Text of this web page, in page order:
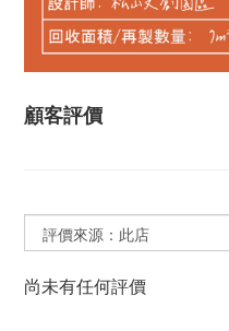
顧客評價
尚未有任何評價